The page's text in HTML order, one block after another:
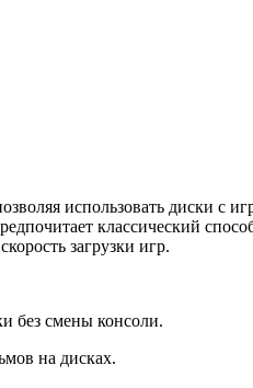
использовать диски
классический
загрузки игр.
без смены консоли.
на дисках.